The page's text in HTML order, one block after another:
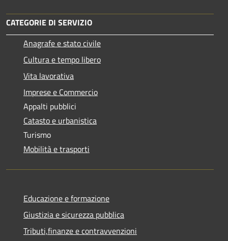
CATEGORIE DI SERVIZIO
Anagrafe e stato civile
Cultura e tempo libero
Vita lavorativa
Imprese e Commercio
Appalti pubblici
Catasto e urbanistica
Turismo
Mobilità e trasporti
Educazione e formazione
Giustizia e sicurezza pubblica
Tributi,finanze e contravvenzioni